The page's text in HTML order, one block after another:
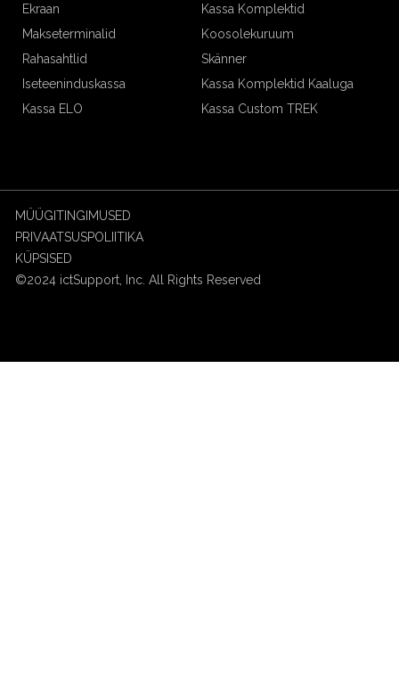
Ekraan
Kassa Komplektid
Makseterminalid
Koosolekuruum
Rahasahtlid
Skänner
Iseteeninduskassa
Kassa Komplektid Kaaluga
Kassa ELO
Kassa Custom TREK
©2024 ictSupport, Inc. All Rights Reserved
MÜÜGITINGIMUSED
PRIVAATSUSPOLIITIKA
KÜPSISED